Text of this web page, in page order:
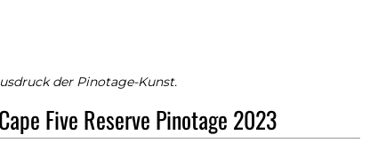
der Pinotage-Kunst.
Five Reserve Pinotage 2023